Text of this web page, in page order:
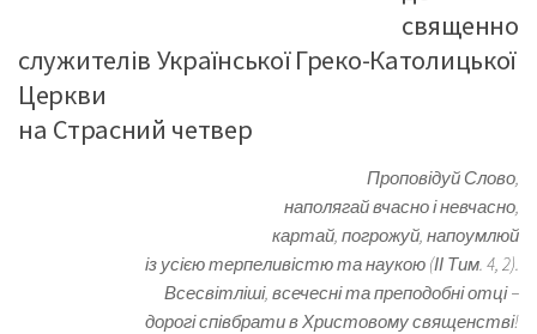
священно
служителів Української Греко-Католицької
Церкви
на Страсний четвер
Проповідуй Слово,
наполягай вчасно і невчасно,
картай, погрожуй, напоумлюй
із усією терпеливістю та наукою (ІІ Тим. 4, 2).
Всесвітліші, всечесні та преподобні отці −
дорогі співбрати в Христовому священстві!